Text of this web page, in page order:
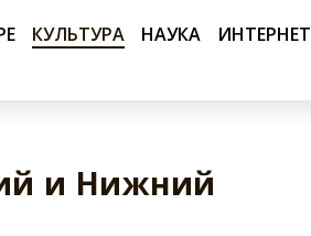
КУЛЬТУРА НАУКА ИНТЕРНЕТ
и Нижний